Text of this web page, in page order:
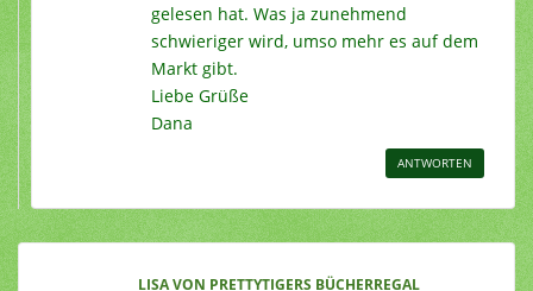
gelesen hat. Was ja zunehmend
schwieriger wird, umso mehr es auf dem
Markt gibt.
Liebe Grüße
Dana
ANTWORTEN
LISA VON PRETTYTIGERS BÜCHERREGAL